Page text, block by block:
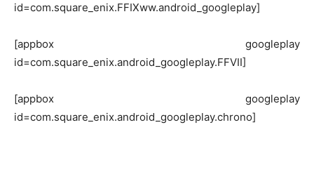
id=com.square_enix.FFIXww.android_googleplay]
[appbox googleplay
id=com.square_enix.android_googleplay.FFVII]
[appbox googleplay
id=com.square_enix.android_googleplay.chrono]